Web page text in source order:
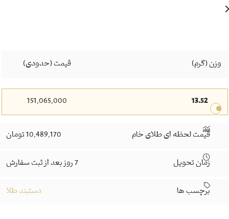
وزن (گرم) قیمت (حدودی)
13.52
151,065,000
قیمت لحظه ای طلای خام 10,489,170 تومان
زمان تحویل 7 روز بعد از ثبت سفارش
برچسب ها دستبند طلا